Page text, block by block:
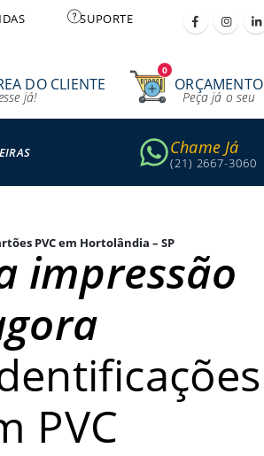
SUPORTE
DO CLIENTE
já!
0
ORÇAMENTO
Peça já o seu
Chame Já
(21) 2667-3060
PVC em Hortolândia – SP
impressão
PVC